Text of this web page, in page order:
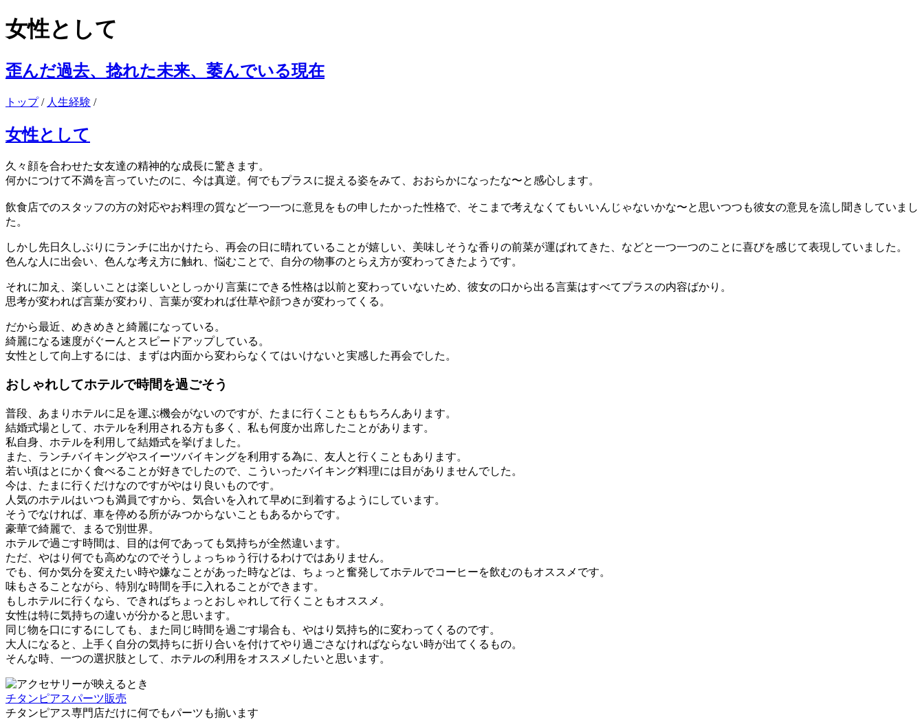
女性として
歪んだ過去、捻れた未来、萎んでいる現在
トップ/ 人生経験 /
女性として
久々顔を合わせた女友達の精神的な成長に驚きます。
何かにつけて不満を言っていたのに、今は真逆。何でもプラスに捉える姿をみて、おおらかになったな〜と感心します。
飲食店でのスタッフの方の対応やお料理の質など一つ一つに意見をもの申したかった性格で、そこまで考えなくてもいいんじゃないかな〜と思いつつも彼女の意見を流し聞きしていまし
た。
しかし先日久しぶりにランチに出かけたら、再会の日に晴れていることが嬉しい、美味しそうな香りの前菜が運ばれてきた、などと一つ一つのことに喜びを感じて表現していました。
色んな人に出会い、色んな考え方に触れ、悩むことで、自分の物事のとらえ方が変わってきたようです。
それに加え、楽しいことは楽しいとしっかり言葉にできる性格は以前と変わっていないため、彼女の口から出る言葉はすべてプラスの内容ばかり。
思考が変われば言葉が変わり、言葉が変われば仕草や顔つきが変わってくる。
だから最近、めきめきと綺麗になっている。
綺麗になる速度がぐーんとスピードアップしている。
女性として向上するには、まずは内面から変わらなくてはいけないと実感した再会でした。
おしゃれしてホテルで時間を過ごそう
普段、あまりホテルに足を運ぶ機会がないのですが、たまに行くことももちろんあります。
結婚式場として、ホテルを利用される方も多く、私も何度か出席したことがあります。
私自身、ホテルを利用して結婚式を挙げました。
また、ランチバイキングやスイーツバイキングを利用する為に、友人と行くこともあります。
若い頃はとにかく食べることが好きでしたので、こういったバイキング料理には目がありませんでした。
今は、たまに行くだけなのですがやはり良いものです。
人気のホテルはいつも満員ですから、気合いを入れて早めに到着するようにしています。
そうでなければ、車を停める所がみつからないこともあるからです。
豪華で綺麗で、まるで別世界。
ホテルで過ごす時間は、目的は何であっても気持ちが全然違います。
ただ、やはり何でも高めなのでそうしょっちゅう行けるわけではありません。
でも、何か気分を変えたい時や嫌なことがあった時などは、ちょっと奮発してホテルでコーヒーを飲むのもオススメです。
味もさることながら、特別な時間を手に入れることができます。
もしホテルに行くなら、できればちょっとおしゃれして行くこともオススメ。
女性は特に気持ちの違いが分かると思います。
同じ物を口にするにしても、また同じ時間を過ごす場合も、やはり気持ち的に変わってくるのです。
大人になると、上手く自分の気持ちに折り合いを付けてやり過ごさなければならない時が出てくるもの。
そんな時、一つの選択肢として、ホテルの利用をオススメしたいと思います。
チタンピアスパーツ販売
チタンピアス専門店だけに何でもパーツも揃います